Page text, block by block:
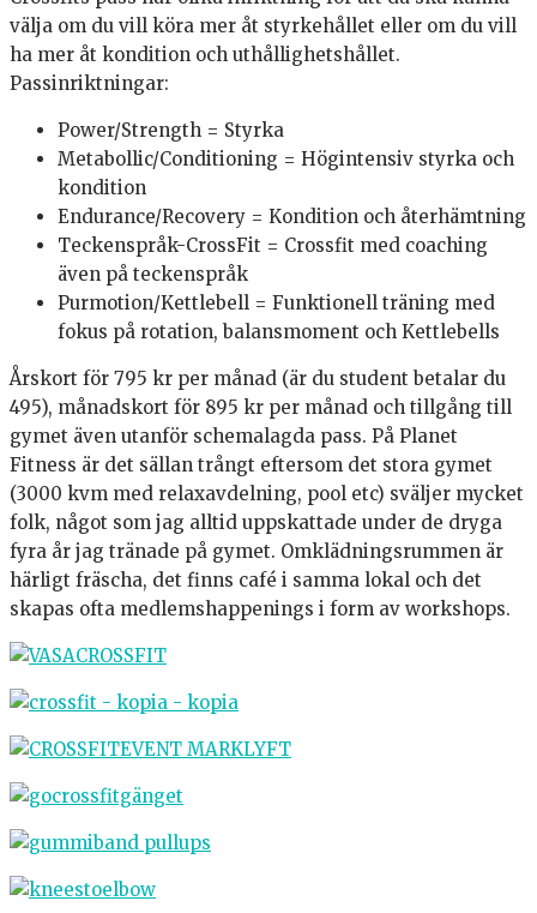
välja om du vill köra mer åt styrkehållet eller om du vill
ha mer åt kondition och uthållighetshållet.
Passinriktningar:
Power/Strength = Styrka
Metabollic/Conditioning = Högintensiv styrka och
kondition
Endurance/Recovery = Kondition och återhämtning
Teckenspråk-CrossFit = Crossfit med coaching
även på teckenspråk
Purmotion/Kettlebell = Funktionell träning med
fokus på rotation, balansmoment och Kettlebells
Årskort för 795 kr per månad (är du student betalar du
495), månadskort för 895 kr per månad och tillgång till
gymet även utanför schemalagda pass. På Planet
Fitness är det sällan trångt eftersom det stora gymet
(3000 kvm med relaxavdelning, pool etc) sväljer mycket
folk, något som jag alltid uppskattade under de dryga
fyra år jag tränade på gymet. Omklädningsrummen är
härligt fräscha, det finns café i samma lokal och det
skapas ofta medlemshappenings i form av workshops.